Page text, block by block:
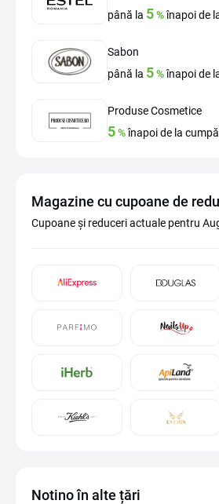
până la 5%înapoi de
Sabon
până la 5%înapoi de
Produse Cosmetice
5%înapoi de la
Magazine cu cupoane de
Cupoane și reduceri actuale pentru
Notino în alte țări